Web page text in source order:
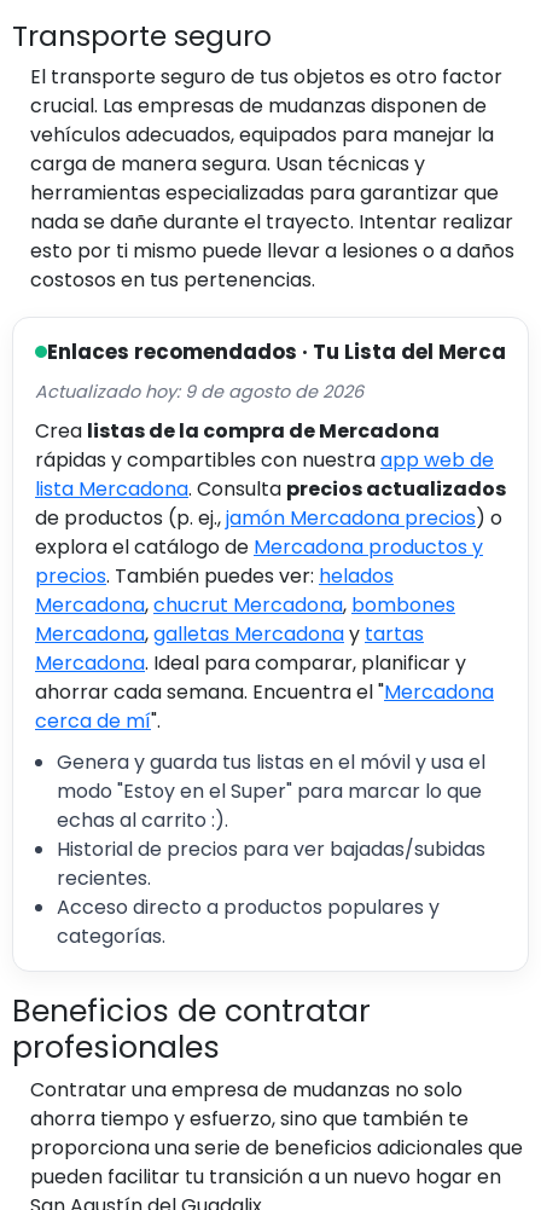
Transporte seguro
El transporte seguro de tus objetos es otro factor
crucial. Las empresas de mudanzas disponen de
vehículos adecuados, equipados para manejar la
carga de manera segura. Usan técnicas y
herramientas especializadas para garantizar que
nada se dañe durante el trayecto. Intentar realizar
esto por ti mismo puede llevar a lesiones o a daños
costosos en tus pertenencias.
Enlaces recomendados · Tu Lista del Merca
Actualizado hoy: 9 de agosto de 2026
Crea listas de la compra de Mercadona
rápidas y compartibles con nuestraapp web de
lista Mercadona. Consulta precios actualizados
de productos (p. ej.,jamón Mercadona precios) o
explora el catálogo de Mercadona productos y
precios. También puedes ver: helados
Mercadona,chucrut Mercadona, bombones
Mercadona,galletas Mercadonay tartas
Mercadona. Ideal para comparar, planificar y
ahorrar cada semana. Encuentra el "Mercadona
cerca de mí".
Genera y guarda tus listas en el móvil y usa el
modo "Estoy en el Super" para marcar lo que
echas al carrito :).
Historial de precios para ver bajadas/subidas
recientes.
Acceso directo a productos populares y
categorías.
Beneficios de contratar
profesionales
Contratar una empresa de mudanzas no solo
ahorra tiempo y esfuerzo, sino que también te
proporciona una serie de beneficios adicionales que
pueden facilitar tu transición a un nuevo hogar en